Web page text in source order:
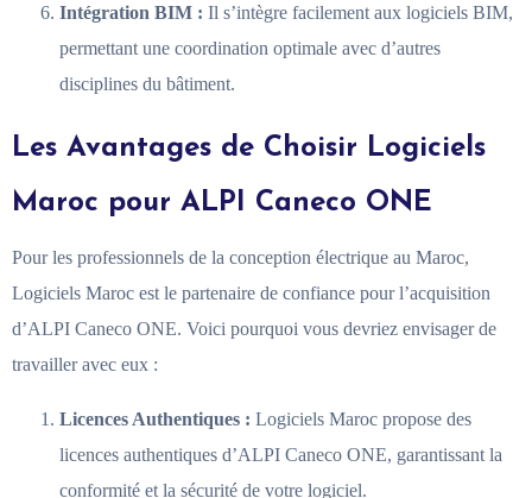
Intégration BIM : Il s’intègre facilement aux logiciels BIM,
permettant une coordination optimale avec d’autres
disciplines du bâtiment.
Les Avantages de Choisir Logiciels
Maroc pour ALPI Caneco ONE
Pour les professionnels de la conception électrique au Maroc,
Logiciels Maroc est le partenaire de confiance pour l’acquisition
d’ALPI Caneco ONE. Voici pourquoi vous devriez envisager de
travailler avec eux :
Licences Authentiques : Logiciels Maroc propose des
licences authentiques d’ALPI Caneco ONE, garantissant la
conformité et la sécurité de votre logiciel.